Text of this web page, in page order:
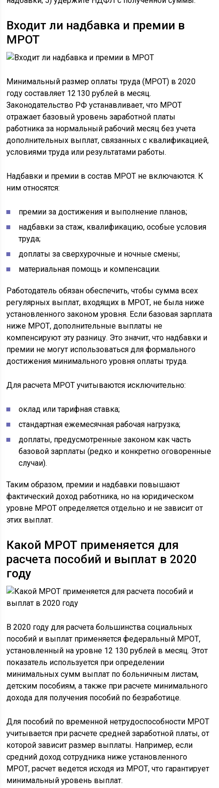
Входит ли надбавка и премии в
МРОТ
Минимальный размер оплаты труда (МРОТ) в 2020
году составляет 12 130 рублей в месяц.
Законодательство РФ устанавливает, что МРОТ
отражает базовый уровень заработной платы
работника за нормальный рабочий месяц без учета
дополнительных выплат, связанных с квалификацией,
условиями труда или результатами работы.
Надбавки и премии в состав МРОТ не включаются. К
ним относятся:
премии за достижения и выполнение планов;
надбавки за стаж, квалификацию, особые условия
труда;
доплаты за сверхурочные и ночные смены;
материальная помощь и компенсации.
Работодатель обязан обеспечить, чтобы сумма всех
регулярных выплат, входящих в МРОТ, не была ниже
установленного законом уровня. Если базовая зарплата
ниже МРОТ, дополнительные выплаты не
компенсируют эту разницу. Это значит, что надбавки и
премии не могут использоваться для формального
достижения минимального уровня оплаты труда.
Для расчета МРОТ учитываются исключительно:
оклад или тарифная ставка;
стандартная ежемесячная рабочая нагрузка;
доплаты, предусмотренные законом как часть
базовой зарплаты (редко и конкретно оговоренные
случаи).
Таким образом, премии и надбавки повышают
фактический доход работника, но на юридическом
уровне МРОТ определяется отдельно и не зависит от
этих выплат.
Какой МРОТ применяется для
расчета пособий и выплат в 2020
году
В 2020 году для расчета большинства социальных
пособий и выплат применяется федеральный МРОТ,
установленный на уровне 12 130 рублей в месяц. Этот
показатель используется при определении
минимальных сумм выплат по больничным листам,
детским пособиям, а также при расчете минимального
дохода для получения пособий по безработице.
Для пособий по временной нетрудоспособности МРОТ
учитывается при расчете средней заработной платы, от
которой зависит размер выплаты. Например, если
средний доход сотрудника ниже установленного
МРОТ, расчет ведется исходя из МРОТ, что гарантирует
минимальный уровень выплат.